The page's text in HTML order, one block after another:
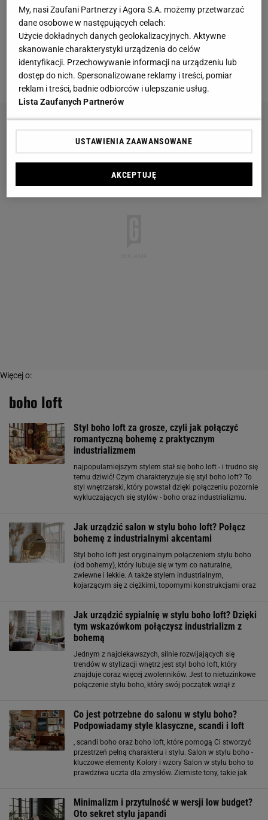
Te dywany są porządne jak za dawnych lato.
Piękne wzory, a ceny? Nawet mniej niż 50 zł
Vintage gramofony wracają do łask. Polacy na
nowo pokochali vinyle
Więcej o:
boho loft
Styl boho loft za grosze, czyli jak połączyć
romantyczną bohemę z praktycznym
industrializmem
najpopularniejszym stylem stał się boho loft - i trudno się
temu dziwić! Czym charakteryzuje się styl boho loft? To
styl wnętrzarski, który powstał dzięki połączeniu pozornie
wykluczających się stylów - boho oraz industrializmu.
Jak urządzić salon w stylu boho loft? Połącz
bohemę z industrialnymi akcentami
Styl boho loft jest oryginalnym połączeniem stylu boho
(od bohemy), który lubuje się w tym co naturalne,
zwiewne i lekkie. A także stylem industrialnym,
kojarzącym się z ciężkimi, topornymi konstrukcjami oraz
Jak urządzić sypialnię w stylu boho loft? Dzięki
tym wskazówkom połączysz industrializm z
bohemą
Jednym z najciekawszych, silnie rozwijających się
trendów w stylizacji wnętrz jest styl boho loft, który
znajduje coraz więcej zwolenników. Jest to nietuzinkowe
połączenie stylu boho, który swój początek wziął z
Co jest potrzebne do salonu w stylu boho?
Podpowiadamy style klasyczne, scandi i loft
, scandi boho oraz boho loft, które pomogą Ci stworzyć
przestrzeń pełną charakteru i stylu. Salon w stylu boho -
kluczowe elementy Kolory i wzory Salon w stylu boho to
prawdziwa uczta dla zmysłów. Ziemiste tony, takie jak
Minimalizm i przytulność w wersji low budget?
Oto sekret stylu japandi
My, nasi Zaufani Partnerzy i Agora S.A. możemy przetwarzać
dane osobowe w następujących celach:
Użycie dokładnych danych geolokalizacyjnych. Aktywne
skanowanie charakterystyki urządzenia do celów
identyfikacji. Przechowywanie informacji na urządzeniu lub
dostęp do nich. Spersonalizowane reklamy i treści, pomiar
reklam i treści, badnie odbiorców i ulepszanie usług.
Lista Zaufanych Partnerów
USTAWIENIA ZAAWANSOWANE
AKCEPTUJĘ